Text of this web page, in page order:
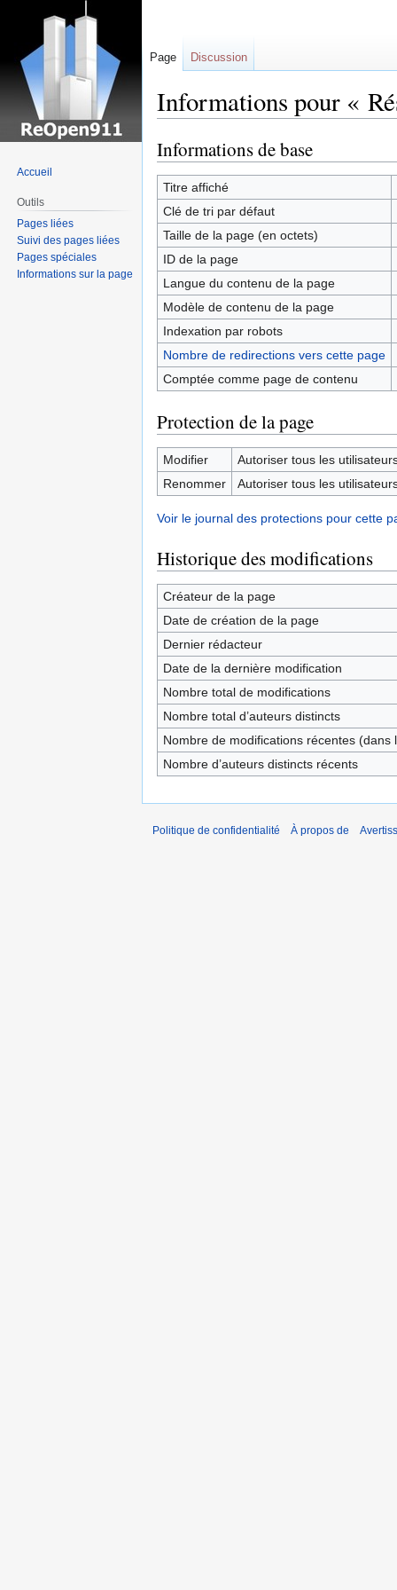
Informations pour «
Sauter
à
la
navigation
Sauter
à
la
recherche
Informations de base
Titre affiché
Clé de tri par défaut
Taille de la page (en octets)
ID de la page
Langue du contenu de la page
Modèle de contenu de la page
Indexation par robots
Nombre de redirections vers cette page
Comptée comme page de contenu
Protection de la page
Modifier
Autoriser tous les
Renommer
Autoriser tous les
Voir le journal des protections pour cette
Historique des modifications
Créateur de la page
Date de création de la page
Dernier rédacteur
Date de la dernière modification
Nombre total de modifications
Nombre total d’auteurs distincts
Nombre de modifications récentes (dans
Nombre d’auteurs distincts récents
Page Discussion
Accueil
Outils
Pages liées
Suivi des pages liées
Pages spéciales
Informations sur la page
Politique de confidentialité À propos de